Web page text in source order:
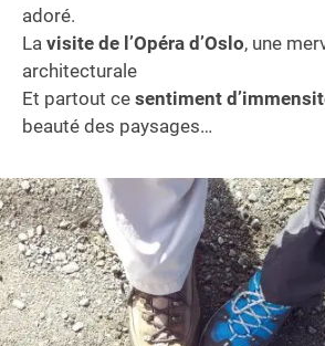
adoré.
La visite de l’Opéra d’Oslo, une
architecturale
Et partout ce sentiment
beauté des paysages…